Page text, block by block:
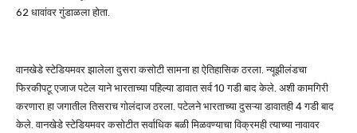
62 धावांवर गुंडाळला होता.
वानखेडे स्टेडियमवर झालेला दुसरा कसोटी सामना हा ऐतिहासिक ठरला. न्यूझीलंडचा
फिरकीपटू एजाज पटेल याने भारताच्या पहिल्या डावात सर्व 10 गडी बाद केले. अशी कामगिरी
करणारा हा जगातील तिसराच गोलंदाज ठरला. पटेलने भारताच्या दुसऱ्या डावातही 4 गडी बाद
केले. वानखेडे स्टेडियमवर कसोटीत सर्वाधिक बळी मिळवण्याचा विक्रमही त्याच्या नावावर